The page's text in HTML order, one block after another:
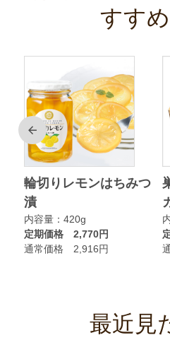
すす
前
輪切りレモンはちみつ
漬
内容量：420g
定期価格 2,770円
通常価格 2,916円
最近見